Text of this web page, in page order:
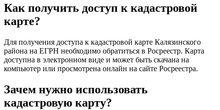
Как получить доступ к кадастровой
карте?
Для получения доступа к кадастровой карте Калязинского
района на ЕГРН необходимо обратиться в Росреестр. Карта
доступна в электронном виде и может быть скачана на
компьютер или просмотрена онлайн на сайте Росреестра.
Зачем нужно использовать
кадастровую карту?